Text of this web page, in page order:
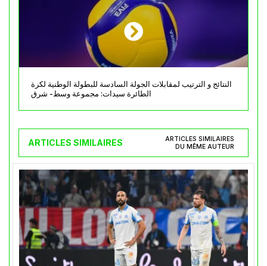
النتائج و الترتيب لمقابلات الجولة السادسة للبطولة الوطنية لكرة
الطائرة سيدات: مجموعة وسط- شرق
ARTICLES SIMILAIRES
ARTICLES SIMILAIRES
DU MÊME AUTEUR